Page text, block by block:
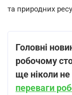
та природних
Головні
робочому
ще ніколи не
переваги